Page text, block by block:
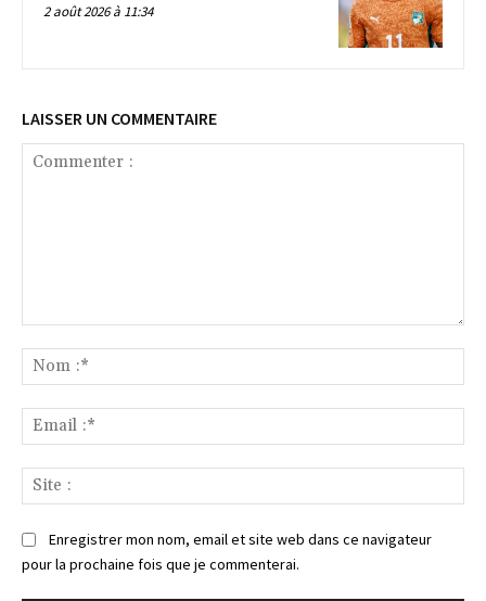
2 août 2026 à 11:34
LAISSER UN COMMENTAIRE
:*
:*
:
Enregistrer mon nom, email et site web dans ce navigateur
pour la prochaine fois que je commenterai.